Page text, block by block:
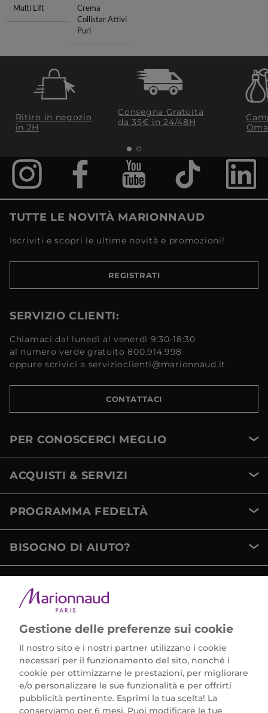
Multi Lift
Crema
Collistar Attivi
Puri
Ritiro in negozio
in 2H
Consegna Gratuita
da 35€​ in 24/48H
TUTTE LE NOVITÀ MARIONNAUD
Iscriviti e scopri le ultime novità e promozioni!
REGISTRATI
SERVIZIO CLIENTI:
Chiamaci dal lunedì al venerdì 9:30-18:30
al numero verde gratuito 800.914.998
oppure scrivici a servizioclienti@marionnaud.it
CONTATTACI
PER CONOSCERCI MEGLIO
ACQUISTI & SERVIZI
PROGRAMMA FEDELTÀ
BISOGNO DI AIUTO?
Marionnaud Parfumeries Italia S.r.l.
Largo Fiera Milano 5, 20017 Rho (MI)
Gestione delle preferenze sui cookie
Il nostro sito e i nostri partner utilizzano i cookie
necessari per il funzionamento del sito, nonché i
cookie per ottimizzarne le prestazioni, per migliorare
e/o personalizzare le sue funzionalità e per offrirti
pubblicità pertinente. Esprimi la tua scelta! La
conserviamo per 6 mesi. Puoi modificare le tue